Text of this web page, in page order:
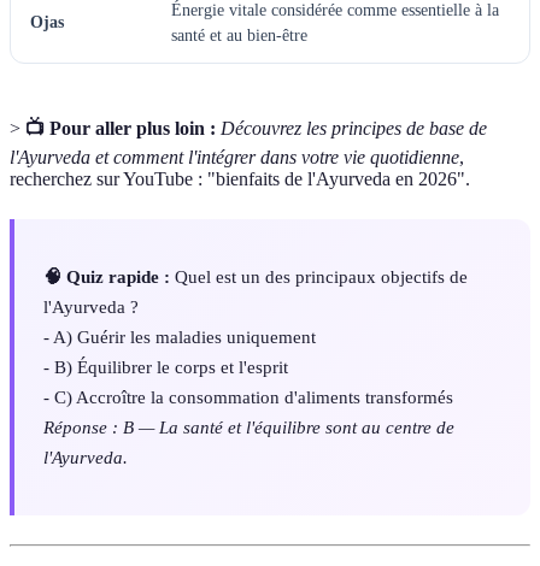
Ojas
Énergie vitale considérée comme essentielle à la
santé et au bien-être
> 📺 Pour aller plus loin : Découvrez les principes de base de
l'Ayurveda et comment l'intégrer dans votre vie quotidienne,
recherchez sur YouTube : "bienfaits de l'Ayurveda en 2026".
🧠 Quiz rapide : Quel est un des principaux objectifs de
l'Ayurveda ?
- A) Guérir les maladies uniquement
- B) Équilibrer le corps et l'esprit
- C) Accroître la consommation d'aliments transformés
Réponse : B — La santé et l'équilibre sont au centre de
l'Ayurveda.